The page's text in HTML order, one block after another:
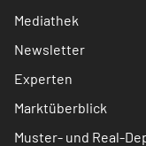
Mediathek
Newsletter
Experten
Marktüberblick
Muster- und Real-